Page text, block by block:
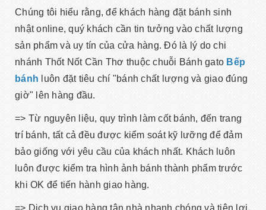
Chúng tôi hiểu rằng, để khách hàng đặt bánh sinh
nhật online, quý khách cần tin tưởng vào chất lượng
sản phẩm và uy tín của cửa hàng. Đó là lý do chi
nhánh Thốt Nốt Cần Thơ thuộc chuỗi Bánh gato Bếp
bánh luôn đặt tiêu chí "bánh chất lượng và giao đúng
giờ" lên hàng đầu.
=> Từ nguyên liệu, quy trình làm cốt bánh, đến trang
trí bánh, tất cả đều được kiểm soát kỹ lưỡng để đảm
bảo giống với yêu cầu của khách nhất. Khách luôn
luôn được kiểm tra hình ảnh bánh thành phẩm trước
khi OK để tiến hành giao hàng.
=> Dịch vụ giao hàng tận nhà nhanh chóng và tiện lợi,